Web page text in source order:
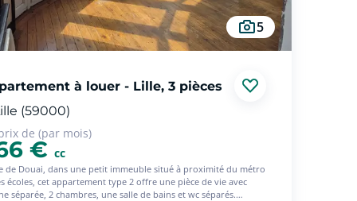
5
à louer - Lille, 3 pièces
(59000)
de (par mois)
€ cc
de Douai, dans une petit immeuble situé à proximité du métro
écoles, cet appartement type 2 offre une pièce de vie avec
séparée, 2 chambres, une salle de bains et wc séparés.